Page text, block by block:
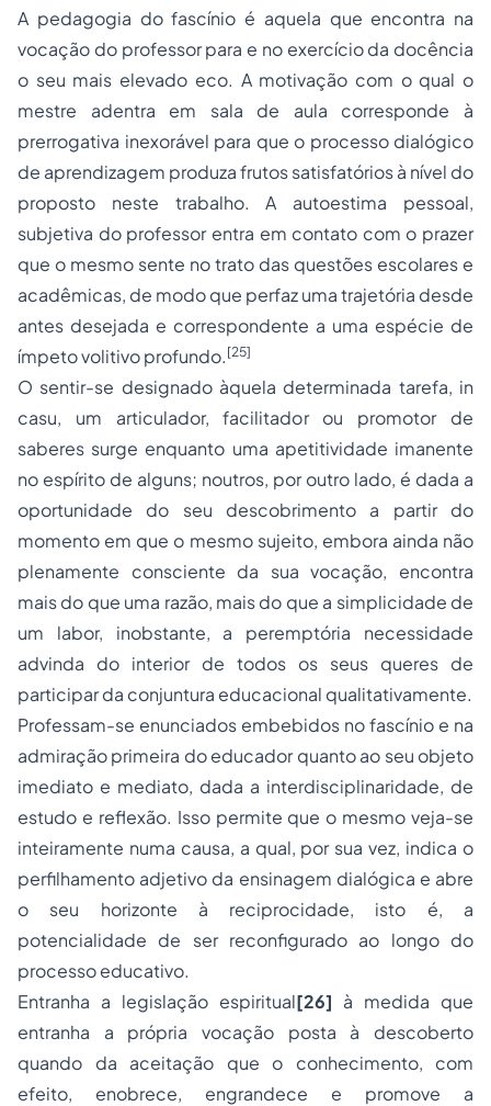
A pedagogia do fascínio é aquela que encontra na
vocação do professor para e no exercício da docência
o seu mais elevado eco. A motivação com o qual o
mestre adentra em sala de aula corresponde à
prerrogativa inexorável para que o processo dialógico
de aprendizagem produza frutos satisfatórios à nível do
proposto neste trabalho. A autoestima pessoal,
subjetiva do professor entra em contato com o prazer
que o mesmo sente no trato das questões escolares e
acadêmicas, de modo que perfaz uma trajetória desde
antes desejada e correspondente a uma espécie de
ímpeto volitivo profundo. [25]
O sentir-se designado àquela determinada tarefa, in
casu, um articulador, facilitador ou promotor de
saberes surge enquanto uma apetitividade imanente
no espírito de alguns; noutros, por outro lado, é dada a
oportunidade do seu descobrimento a partir do
momento em que o mesmo sujeito, embora ainda não
plenamente consciente da sua vocação, encontra
mais do que uma razão, mais do que a simplicidade de
um labor, inobstante, a peremptória necessidade
advinda do interior de todos os seus queres de
participar da conjuntura educacional qualitativamente.
Professam-se enunciados embebidos no fascínio e na
admiração primeira do educador quanto ao seu objeto
imediato e mediato, dada a interdisciplinaridade, de
estudo e reflexão. Isso permite que o mesmo veja-se
inteiramente numa causa, a qual, por sua vez, indica o
perfilhamento adjetivo da ensinagem dialógica e abre
o seu horizonte à reciprocidade, isto é, a
potencialidade de ser reconfigurado ao longo do
processo educativo.
Entranha a legislação espiritual[26] à medida que
entranha a própria vocação posta à descoberto
quando da aceitação que o conhecimento, com
efeito, enobrece, engrandece e promove a